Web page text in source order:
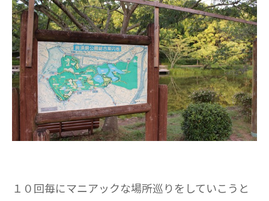
１０回毎にマニアックな場所巡りをしていこうと